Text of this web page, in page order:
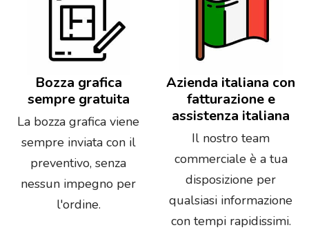
Bozza grafica
sempre gratuita
La bozza grafica viene
sempre inviata con il
preventivo, senza
nessun impegno per
l'ordine.
Azienda italiana con
fatturazione e
assistenza italiana
Il nostro team
commerciale è a tua
disposizione per
qualsiasi informazione
con tempi rapidissimi.